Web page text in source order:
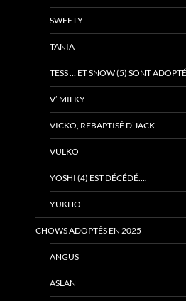
SWEETY
TANIA
TESS … ET SNOW (5) SONT
V’ MILKY
VICKO, REBAPTISÉ D’JACK
VULKO
YOSHI (4) EST DÉCÉDÉ….
YUKHO
CHOWS ADOPTÉS EN 2025
ANGUS
ASLAN